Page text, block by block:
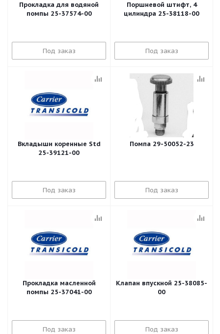
Прокладка для водяной
помпы 25-37574-00
Под заказ
Поршневой штифт, 4
цилиндра 25-38118-00
Под заказ
Вкладыши коренные Std
25-39121-00
Под заказ
Помпа 29-50052-23
Под заказ
Прокладка масленной
помпы 25-37041-00
Под заказ
Клапан впускной 25-38085-
00
Под заказ